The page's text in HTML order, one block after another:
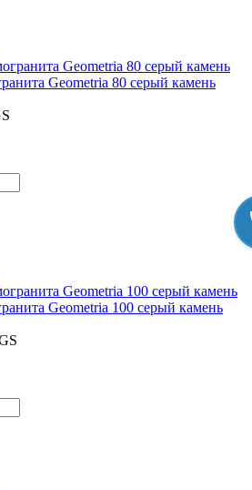
Geometria 80 серый камень
Geometria 100 серый камень